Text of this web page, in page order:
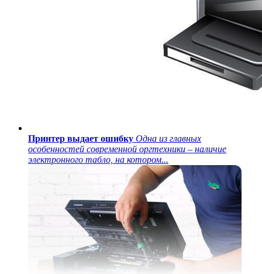
Принтер выдает ошибку Одна из главных
особенностей современной оргтехники – наличие
электронного табло, на котором...